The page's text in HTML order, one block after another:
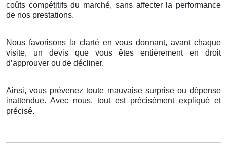
coûts compétitifs du marché, sans affecter la performance
de nos prestations.
Nous favorisons la clarté en vous donnant, avant chaque
visite, un devis que vous êtes entièrement en droit
d’approuver ou de décliner.
Ainsi, vous prévenez toute mauvaise surprise ou dépense
inattendue. Avec nous, tout est précisément expliqué et
précisé.